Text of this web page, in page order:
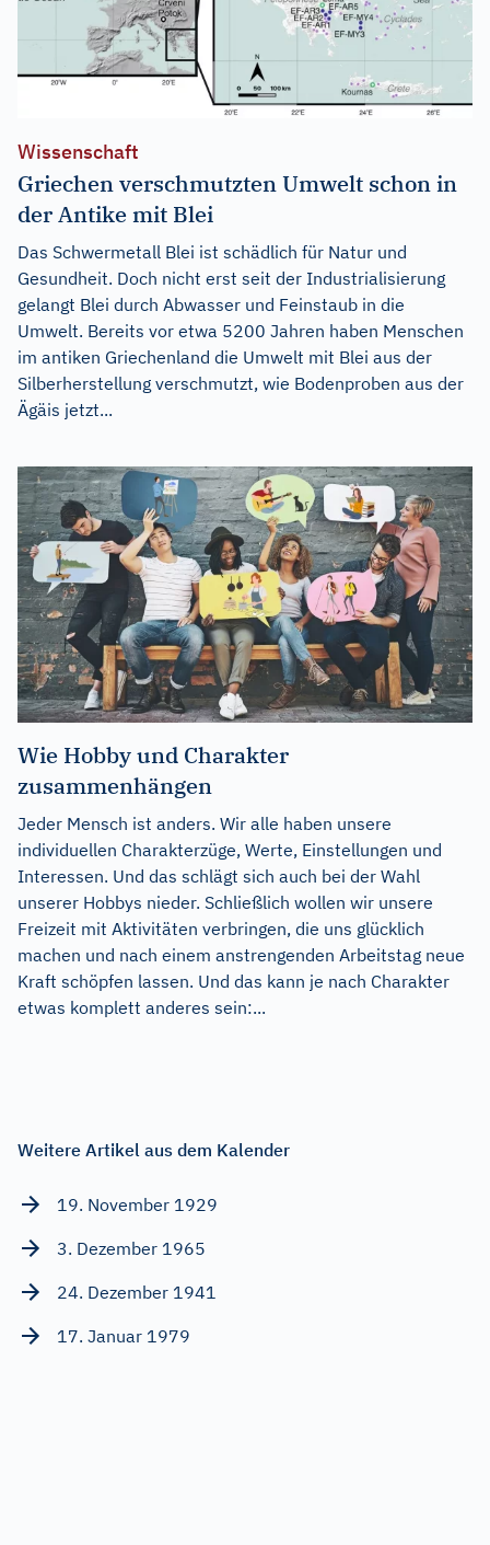
Wissenschaft
Griechen verschmutzten Umwelt schon in
der Antike mit Blei
Das Schwermetall Blei ist schädlich für Natur und
Gesundheit. Doch nicht erst seit der Industrialisierung
gelangt Blei durch Abwasser und Feinstaub in die
Umwelt. Bereits vor etwa 5200 Jahren haben Menschen
im antiken Griechenland die Umwelt mit Blei aus der
Silberherstellung verschmutzt, wie Bodenproben aus der
Ägäis jetzt...
Wie Hobby und Charakter
zusammenhängen
Jeder Mensch ist anders. Wir alle haben unsere
individuellen Charakterzüge, Werte, Einstellungen und
Interessen. Und das schlägt sich auch bei der Wahl
unserer Hobbys nieder. Schließlich wollen wir unsere
Freizeit mit Aktivitäten verbringen, die uns glücklich
machen und nach einem anstrengenden Arbeitstag neue
Kraft schöpfen lassen. Und das kann je nach Charakter
etwas komplett anderes sein:...
Weitere Artikel aus dem Kalender
19. November 1929
3. Dezember 1965
24. Dezember 1941
17. Januar 1979